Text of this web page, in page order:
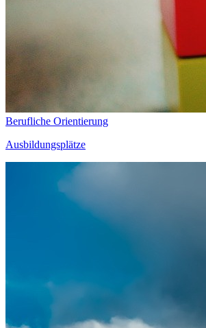
Berufliche Orientierung
Ausbildungsplätze